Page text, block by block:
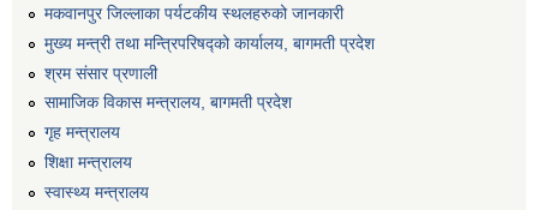
मकवानपुर जिल्लाका पर्यटकीय स्थलहरुको जानकारी
मुख्य मन्त्री तथा मन्त्रिपरिषद्को कार्यालय, बागमती प्रदेश
श्रम संसार प्रणाली
सामाजिक विकास मन्त्रालय, बागमती प्रदेश
गृह मन्त्रालय
शिक्षा मन्त्रालय
स्वास्थ्य मन्त्रालय